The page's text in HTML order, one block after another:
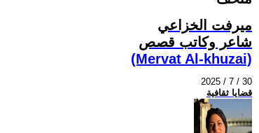
ميرفت الخزاعي
شاعر وكاتب قصص
(Mervat Al-khuzai)
2025 / 7 / 30
قضايا ثقافية